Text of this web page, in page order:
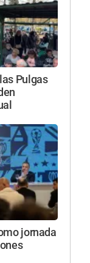
Pulgas
jornada